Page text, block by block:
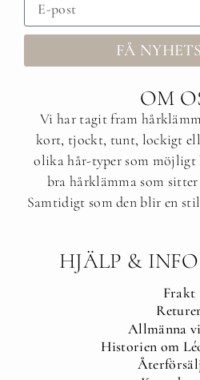
FÅ
OM
Vi har tagit fram
kort, tjockt, tunt, lockigt
olika hår-typer som
bra hårklämma som
Samtidigt som den blir en
HJÄLP &
Frakt
Returer
Allmänna
Historien om